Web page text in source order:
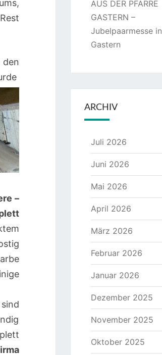
–
AUS DER PFARRE
GASTERN –
Jubelpaarmesse in
Gastern
ARCHIV
Juli 2026
Juni 2026
Mai 2026
April 2026
März 2026
Februar 2026
Januar 2026
Dezember 2025
November 2025
Oktober 2025